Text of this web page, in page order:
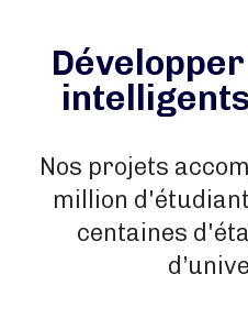
Nos projets
million
centaines